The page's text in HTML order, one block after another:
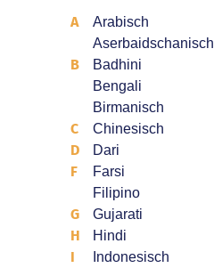
A
Arabisch
Aserbaidschanisch
B
Badhini
Bengali
Birmanisch
C Chinesisch
D Dari
F
Farsi
Filipino
G Gujarati
H Hindi
I Indonesisch